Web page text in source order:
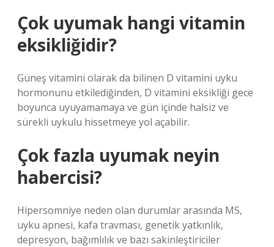
Çok uyumak hangi vitamin
eksikliğidir?
Güneş vitamini olarak da bilinen D vitamini uyku
hormonunu etkilediğinden, D vitamini eksikliği gece
boyunca uyuyamamaya ve gün içinde halsiz ve
sürekli uykulu hissetmeye yol açabilir.
Çok fazla uyumak neyin
habercisi?
Hipersomniye neden olan durumlar arasında MS,
uyku apnesi, kafa travması, genetik yatkınlık,
depresyon, bağımlılık ve bazı sakinleştiriciler